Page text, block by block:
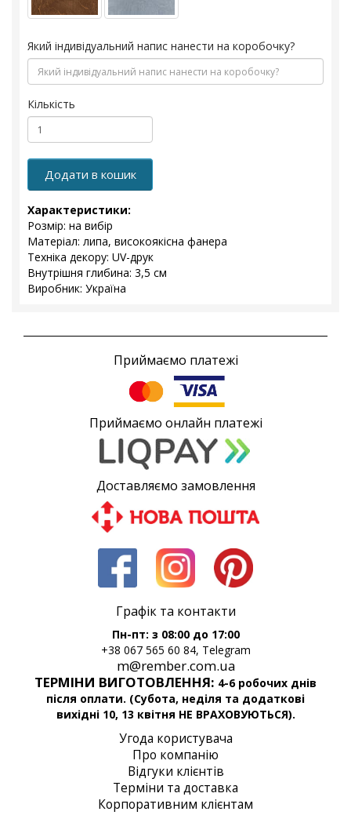
Який індивідуальний напис нанести на коробочку?
Кількість
Додати в кошик
Характеристики:
Розмір: на вибір
Матеріал: липа, високоякісна фанера
Техніка декору: UV-друк
Внутрішня глибина: 3,5 см
Виробник: Україна
Приймаємо платежі
Приймаємо онлайн платежі
Доставляємо замовлення
Графік та контакти
Пн-пт: з 08:00 до 17:00
+38 067 565 60 84, Telegram
m@rember.com.ua
ТЕРМІНИ ВИГОТОВЛЕННЯ: 4-6 робочих днів
після оплати. (Субота, неділя та додаткові
вихідні 10, 13 квітня НЕ ВРАХОВУЮТЬСЯ).
Угода користувача
Про компанію
Відгуки клієнтів
Терміни та доставка
Корпоративним клієнтам